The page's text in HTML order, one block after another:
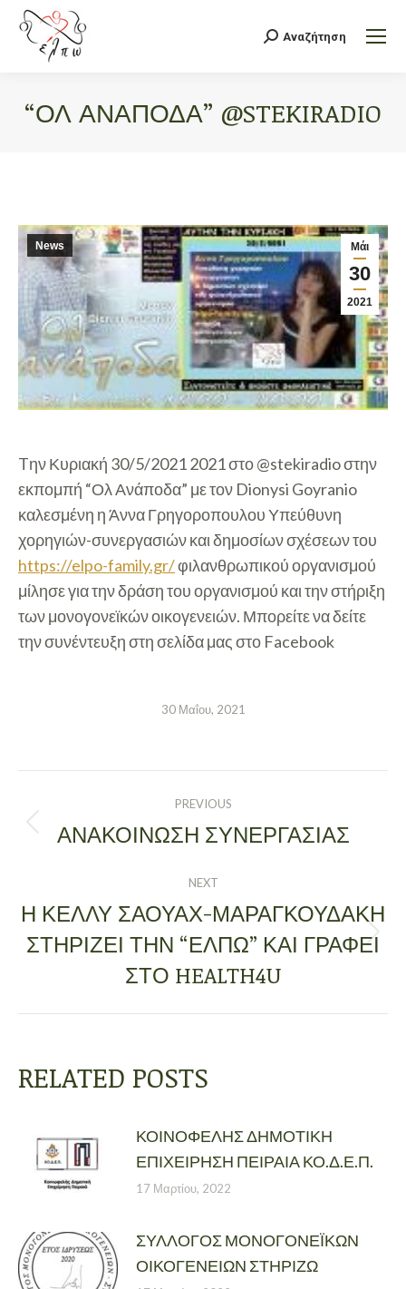
Search:
Αναζήτηση
“ΟΛ ΑΝΆΠΟΔΑ” @STEKIRADIO
Μάι
30
2021
News
Tην Κυριακή 30/5/2021 2021 στο @stekiradio στην
εκπομπή “Ολ Ανάποδα” με τον Dionysi Goyranio
καλεσμένη η Άννα Γρηγοροπουλου Υπεύθυνη
χορηγιών-συνεργασιών και δημοσίων σχέσεων του
https://elpo-family.gr/φιλανθρωπικού οργανισμού
μίλησε για την δράση του οργανισμού και την στήριξη
των μονογονεϊκών οικογενειών. Μπορείτε να δείτε
την συνέντευξη στη σελίδα μας στο Facebook
30 Μαΐου, 2021
NAVIGATION
PREVIOUS
Previous
ΑΝΑΚΟΙΝΩΣΗ ΣΥΝΕΡΓΑΣΙΑΣ
NEXT
Next
post:
Η ΚΕΛΛΥ ΣΑΟΥΑΧ-ΜΑΡΑΓΚΟΥΔΑΚΗ
ΣΤΗΡΙΖΕΙ ΤΗΝ “ΕΛΠΩ” ΚΑΙ ΓΡΑΦΕΙ
ΣΤΟ HEALTH4U
RELATED POSTS
ΚΟΙΝΟΦΕΛΗΣ ΔΗΜΟΤΙΚΗ
ΕΠΙΧΕΙΡΗΣΗ ΠΕΙΡΑΙΑ ΚΟ.Δ.Ε.Π.
17 Μαρτίου, 2022
ΣΥΛΛΟΓΟΣ ΜΟΝΟΓΟΝΕΪΚΩΝ
ΟΙΚΟΓΕΝΕΙΩΝ ΣΤΗΡΙΖΩ